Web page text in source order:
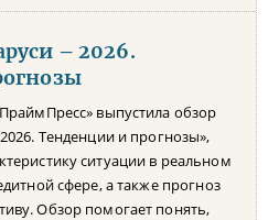
– 2026.
выпустила обзор
Тенденции и прогнозы»,
ситуации в реальном
сфере, а также прогноз
Обзор помогает понять,